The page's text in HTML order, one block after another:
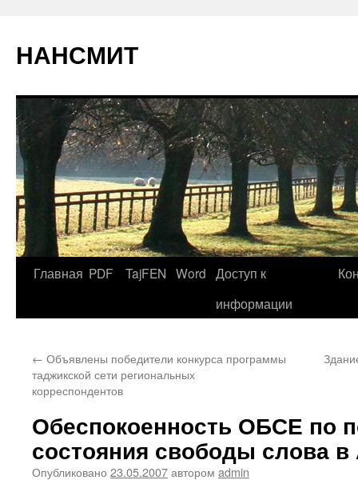
НАНСМИТ
Главная PDF TajFEN Word Доступ к
информации
← Объявлены победители конкурса программы
таджикской сети региональных
корреспондентов
Обеспокоенность ОБСЕ по
состояния свободы слова
Опубликовано 23.05.2007автором admin